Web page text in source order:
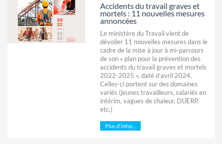
Accidents du travail graves et
mortels : 11 nouvelles mesures
annoncées
Le ministère du Travail vient de
dévoiler 11 nouvelles mesures dans le
cadre de la mise à jour à mi-parcours
de son « plan pour la prévention des
accidents du travail graves et mortels
2022-2025 », daté d’avril 2024.
Celles-ci portent sur des domaines
variés (jeunes travailleurs, salariés en
intérim, vagues de chaleur, DUERP,
etc.)
Plus d'infos...